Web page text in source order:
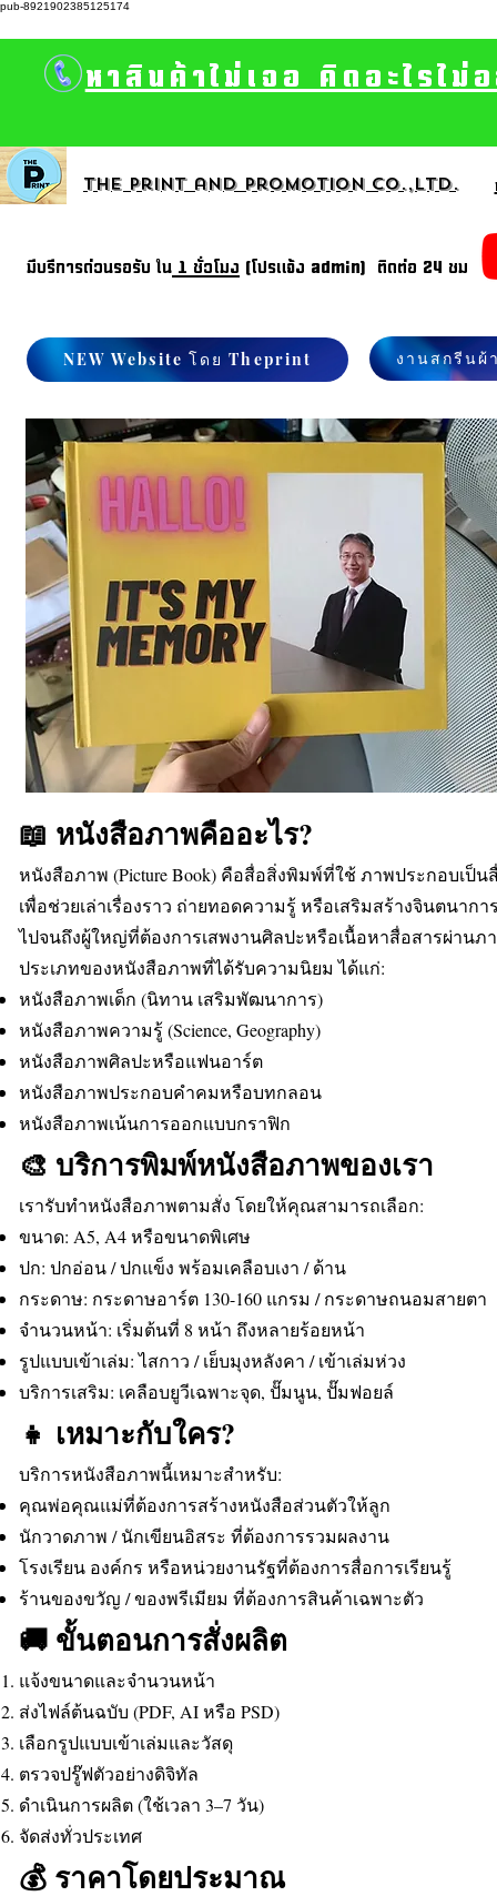
pub-8921902385125174
หาสินค้าไม่เจอ คิดอะไรไ
The print and promotion CO.,Ltd.
มีบรีการด่วนรอรับ ใน 1 ชั่วโมง (โปรแจ้ง admin) ติดต่อ 24 ชม
NEW Website โดย Theprint งานสกรีนผ้
📖 หนังสือภาพคืออะไร?
หนังสือภาพ (Picture Book) คือสื่อสิ่งพิมพ์ที่ใช้ ภาพประกอบเป็
เพื่อช่วยเล่าเรื่องราว ถ่ายทอดความรู้ หรือเสริมสร้างจินตนากา
ไปจนถึงผู้ใหญ่ที่ต้องการเสพงานศิลปะหรือเนื้อหาสื่อสารผ่านภ
ประเภทของหนังสือภาพที่ได้รับความนิยม ได้แก่:
หนังสือภาพเด็ก (นิทาน เสริมพัฒนาการ)
หนังสือภาพความรู้ (Science, Geography)
หนังสือภาพศิลปะหรือแฟนอาร์ต
หนังสือภาพประกอบคำคมหรือบทกลอน
หนังสือภาพเน้นการออกแบบกราฟิก
🎨 บริการพิมพ์หนังสือภาพของเรา
เรารับทำหนังสือภาพตามสั่ง โดยให้คุณสามารถเลือก:
ขนาด: A5, A4 หรือขนาดพิเศษ
ปก: ปกอ่อน / ปกแข็ง พร้อมเคลือบเงา / ด้าน
กระดาษ: กระดาษอาร์ต 130-160 แกรม / กระดาษถนอมสายตา
จำนวนหน้า: เริ่มต้นที่ 8 หน้า ถึงหลายร้อยหน้า
รูปแบบเข้าเล่ม: ไสกาว / เย็บมุงหลังคา / เข้าเล่มห่วง
บริการเสริม: เคลือบยูวีเฉพาะจุด, ปั๊มนูน, ปั๊มฟอยล์
👧 เหมาะกับใคร?
บริการหนังสือภาพนี้เหมาะสำหรับ:
คุณพ่อคุณแม่ที่ต้องการสร้างหนังสือส่วนตัวให้ลูก
นักวาดภาพ / นักเขียนอิสระ ที่ต้องการรวมผลงาน
โรงเรียน องค์กร หรือหน่วยงานรัฐที่ต้องการสื่อการเรียนรู้
ร้านของขวัญ / ของพรีเมียม ที่ต้องการสินค้าเฉพาะตัว
🚚 ขั้นตอนการสั่งผลิต
แจ้งขนาดและจำนวนหน้า
ส่งไฟล์ต้นฉบับ (PDF, AI หรือ PSD)
เลือกรูปแบบเข้าเล่มและวัสดุ
ตรวจปรู๊ฟตัวอย่างดิจิทัล
ดำเนินการผลิต (ใช้เวลา 3–7 วัน)
จัดส่งทั่วประเทศ
💰 ราคาโดยประมาณ